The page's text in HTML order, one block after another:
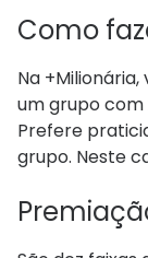
Como
Na
um grupo com
Prefere
grupo. Neste